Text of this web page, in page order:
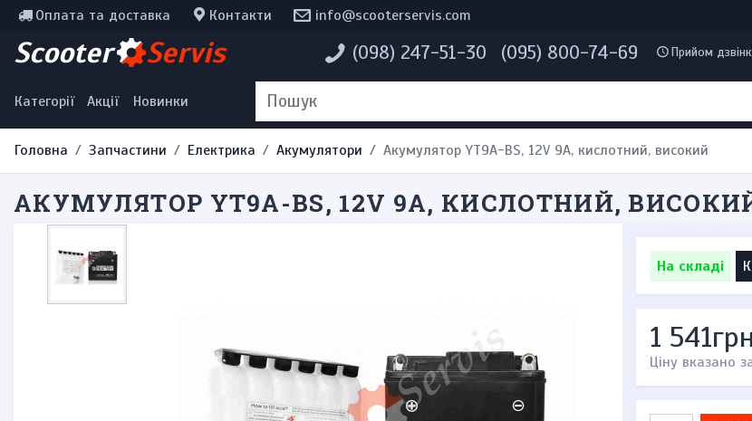
Оплата та доставка Контакти info@scooterservis.com
Scooter Servis (098) 247-51-30 (095) 800-74-69 Прийом
Категорії Акції Новинки
Інструменти, мотохімія
Наклейки
Одяг та екіпірування
Головна Запчастини Електрика Акумулятори Акумулятор YT9A-BS, 12V 9A, кислотний, високий
АКУМУЛЯТОР YT9A-BS, 12V 9A, КИСЛОТНИЙ,
На складі
1
Ціну вказано